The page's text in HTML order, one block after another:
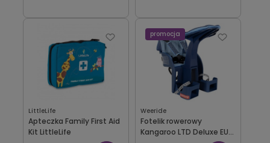
LittleLife
Apteczka Family First Aid
Kit LittleLife
Weeride
Fotelik rowerowy
Kangaroo LTD Deluxe EUR
promocja